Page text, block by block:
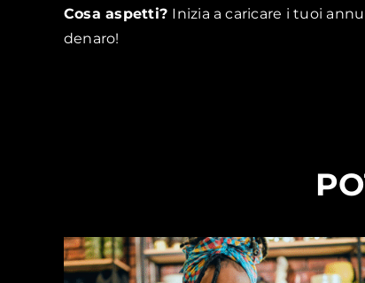
Cosa aspetti? Inizia a caricare i tuoi
denaro!